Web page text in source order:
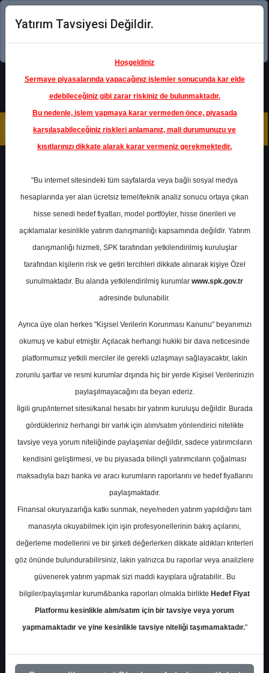
Şimdi uygulamayı indirin!
Ana Sayfa Raporlar
Şeker Yatırım
Rapor Detay
PGSUS - Hedef Fiyat
Raporu
A- A+
Şeker Yatırım Pegasus için hedef fiyatını
259,84 TL'den 302,0 TL'ye yükseltti,
tavsiyesini 'AL' olarak korudu.
Salı, 13 Ağustos 2024 00:00
S.No Dosya Adı İndir
1
seker-yatirim-pgsus-
hedef-fiyat-4993
Dosyayı İndir
Yatırım Tavsiyesi Değildir.
Hoşgeldiniz
Sermaye piyasalarında yapacağınız işlemler sonucunda kar elde
edebileceğiniz gibi zarar riskiniz de bulunmaktadır.
Bu nedenle, işlem yapmaya karar vermeden önce, piyasada
karşılaşabileceğiniz riskleri anlamanız, mali durumunuzu ve
kısıtlarınızı dikkate alarak karar vermeniz gerekmektedir.
"Bu internet sitesindeki tüm sayfalarda veya bağlı sosyal medya
hesaplarında yer alan ücretsiz temel/teknik analiz sonucu ortaya çıkan
hisse senedi hedef fiyatları, model portföyler, hisse önerileri ve
açıklamalar kesinlikle yatırım danışmanlığı kapsamında değildir. Yatırım
danışmanlığı hizmeti, SPK tarafından yetkilendirilmiş kuruluşlar
tarafından kişilerin risk ve getiri tercihleri dikkate alınarak kişiye Özel
sunulmaktadır. Bu alanda yetkilendirilmiş kurumlar www.spk.gov.tr
adresinde bulunabilir.
Ayrıca üye olan herkes "Kişisel Verilerin Korunması Kanunu" beyanımızı
okumuş ve kabul etmiştir. Açılacak herhangi hukiki bir dava neticesinde
platformumuz yetkili merciler ile gerekli uzlaşmayı sağlayacaktır, lakin
zorunlu şartlar ve resmi kurumlar dışında hiç bir yerde Kişisel Verilerinizin
paylaşılmayacağını da beyan ederiz.
İlgili grup/internet sitesi/kanal hesabı bir yatırım kuruluşu değildir. Burada
gördükleriniz herhangi bir varlık için alım/satım yönlendirici nitelikte
tavsiye veya yorum niteliğinde paylaşımlar değildir, sadece yatırımcıların
kendisini geliştirmesi, ve bu piyasada bilinçli yatırımcıların çoğalması
maksadıyla bazı banka ve aracı kurumların raporlarını ve hedef fiyatlarını
paylaşmaktadır.
Finansal okuryazarlığa katkı sunmak, neye/neden yatırım yapıldığını tam
manasıyla okuyabilmek için işin profesyonellerinin bakış açılarını,
değerleme modellerini ve bir şirketi değerlerken dikkate aldıkları kriterleri
göz önünde bulundurabilirsiniz, lakin yalnızca bu raporlar veya analizlere
güvenerek yatırım yapmak sizi maddi kayıplara uğratabilir.. Bu
bilgiler/paylaşımlar kurum&banka raporları olmakla birlikte Hedef Fiyat
Platformu kesinlikle alım/satım için bir tavsiye veya yorum
yapmamaktadır ve yine kesinlikle tavsiye niteliği taşımamaktadır."